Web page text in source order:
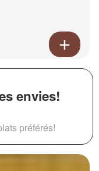
envies!
préférés!